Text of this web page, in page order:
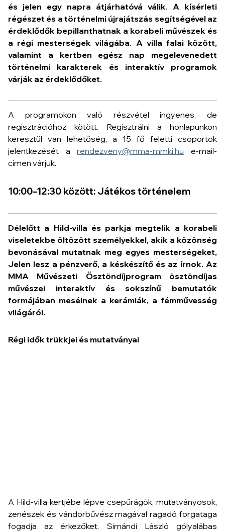
és jelen egy napra átjárhatóvá válik. A kísérleti
régészet és a történelmi újrajátszás segítségével az
érdeklődők bepillanthatnak a korabeli művészek és
a régi mesterségek világába. A villa falai között,
valamint a kertben egész nap megelevenedett
történelmi karakterek és interaktív programok
várják az érdeklődőket.
A programokon való részvétel ingyenes, de
regisztrációhoz kötött. Regisztrálni a honlapunkon
keresztül van lehetőség, a 15 fő feletti csoportok
jelentkezését arendezveny@mma-mmki.hu e-mail-
címen várjuk.
10:00–12:30 között: Játékos történelem
Délelőtt a Hild-villa és parkja megtelik a korabeli
viseletekbe öltözött személyekkel, akik a közönség
bevonásával mutatnak meg egyes mesterségeket,
Jelen lesz a pénzverő, a késkészítő és az írnok. Az
MMA Művészeti Ösztöndíjprogram ösztöndíjas
művészei interaktív és sokszínű bemutatók
formájában mesélnek a kerámiák, a fémművesség
világáról.
Régi időktrükkjei és mutatványai
A Hild-villa kertjébe lépve csepűrágók, mutatványosok,
zenészek és vándorbűvész magával ragadó forgataga
fogadja az érkezőket. Simándi László gólyalábas